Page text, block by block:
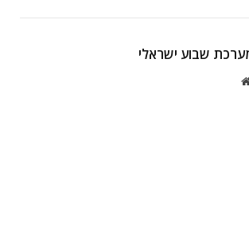
שבוע ישראלי
Website